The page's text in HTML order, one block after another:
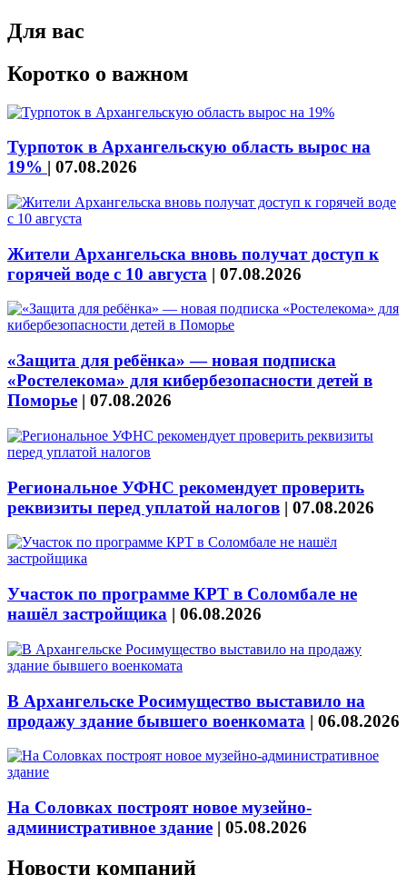
Для вас
Коротко о важном
Турпоток в Архангельскую область вырос на
19% | 07.08.2026
Жители Архангельска вновь получат доступ к
горячей воде с 10 августа | 07.08.2026
«Защита для ребёнка» — новая подписка
«Ростелекома» для кибербезопасности детей в
Поморье | 07.08.2026
Региональное УФНС рекомендует проверить
реквизиты перед уплатой налогов | 07.08.2026
Участок по программе КРТ в Соломбале не
нашёл застройщика | 06.08.2026
В Архангельске Росимущество выставило на
продажу здание бывшего военкомата | 06.08.2026
На Соловках построят новое музейно-
административное здание | 05.08.2026
Новости компаний